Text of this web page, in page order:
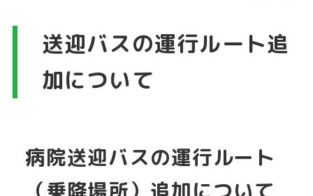
送迎バスの運行ルート追
加について
病院送迎バスの運行ルート
（乗降場所）追加について